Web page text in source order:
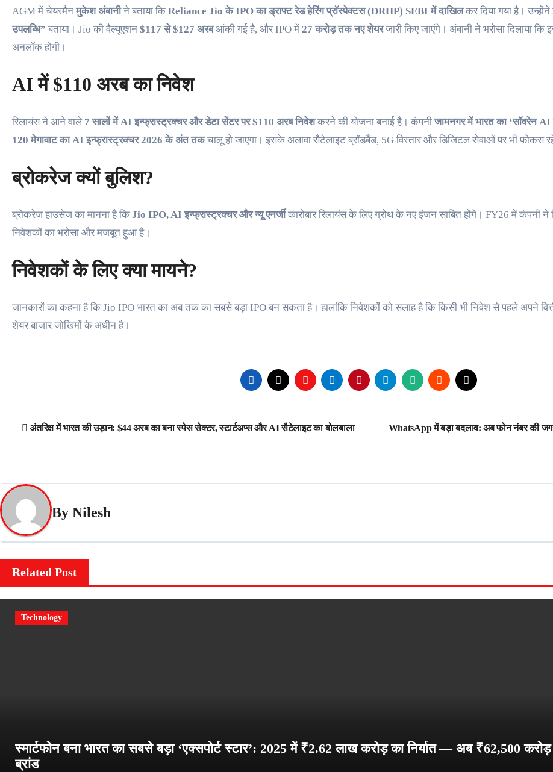
AGM में चेयरमैनमुकेश अंबानीने बताया कि Reliance Jio के IPO का ड्राफ्ट रेड हेरिंग प्रॉस्पेक्टस (DRHP) SEBI में दाखिलकर दिया गया है।
उपलब्धि” बताया। Jio की वैल्यूएशन $117 से $127 अरबआंकी गई है, और IPO में 27 करोड़ तक नए शेयरजारी किए जाएंगे। अंबानी ने भरोसा दिलाया
अनलॉक होगी।
AI में $110 अरब का निवेश
रिलायंस ने आने वाले 7 सालों में AI इन्फ्रास्ट्रक्चर और डेटा सेंटर पर $110 अरब निवेशकरने की योजना बनाई है। कंपनीजामनगर में भारत का ‘सॉवरेन AI
120 मेगावाट का AI इन्फ्रास्ट्रक्चर 2026 के अंत तकचालू हो जाएगा। इसके अलावा सैटेलाइट ब्रॉडबैंड, 5G विस्तार और डिजिटल सेवाओं पर भी फोकस
ब्रोकरेज क्यों बुलिश?
ब्रोकरेज हाउसेज का मानना है कि Jio IPO, AI इन्फ्रास्ट्रक्चर और न्यू एनर्जीकारोबार रिलायंस के लिए ग्रोथ के नए इंजन साबित होंगे। FY26 में कंपनी ने
निवेशकों का भरोसा और मजबूत हुआ है।
निवेशकों के लिए क्या मायने?
जानकारों का कहना है कि Jio IPO भारत का अब तक का सबसे बड़ा IPO बन सकता है। हालांकि निवेशकों को सलाह है कि किसी भी निवेश से पहले अपने
शेयर बाजार जोखिमों के अधीन है।
Post
अंतरिक्ष में भारत की उड़ान: $44 अरब का बना स्पेस सेक्टर, स्टार्टअप्स और AI सैटेलाइट का बोलबाला WhatsApp में बड़ा बदलाव: अब फोन नंबर की
By Nilesh
Related Post
Technology
स्मार्टफोन बना भारत का सबसे बड़ा ‘एक्सपोर्ट स्टार’: 2025 में ₹2.62 लाख करोड़ का निर्यात — अब ₹62,500
ब्रांड